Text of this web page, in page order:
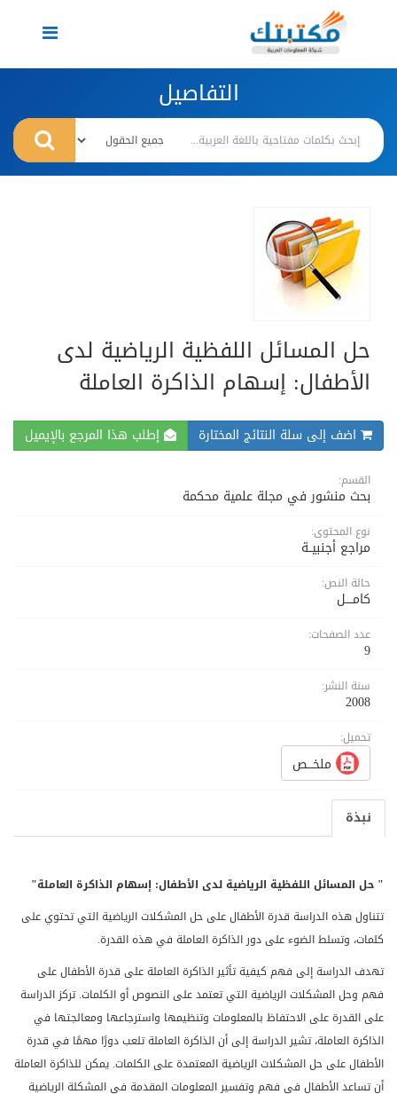
Toggle
navigation
التفاصيل
حل المسائل اللفظية الرياضية لدى
الأطفال: إسهام الذاكرة العاملة
اضف إلى سلة النتائج المختارة إطلب هذا المرجع بالإيميل
القسم:
بحث منشور في مجلة علمية محكمة
نوع المحتوى:
مراجع أجنبيــة
حالة النص:
كامــــل
عدد الصفحات:
9
سنة النشر:
2008
تحميل:
ملخـــص
نبذة
" حل المسائل اللفظية الرياضية لدى الأطفال: إسهام الذاكرة العاملة"
تتناول هذه الدراسة قدرة الأطفال على حل المشكلات الرياضية التي تحتوي على
كلمات، وتسلط الضوء على دور الذاكرة العاملة في هذه القدرة.
تهدف الدراسة إلى فهم كيفية تأثير الذاكرة العاملة على قدرة الأطفال على
فهم وحل المشكلات الرياضية التي تعتمد على النصوص أو الكلمات. تركز الدراسة
على القدرة على الاحتفاظ بالمعلومات وتنظيمها واسترجاعها ومعالجتها في
الذاكرة العاملة، تشير الدراسة إلى أن الذاكرة العاملة تلعب دورًا مهمًا في قدرة
الأطفال على حل المشكلات الرياضية المعتمدة على الكلمات. يمكن للذاكرة العاملة
أن تساعد الأطفال في فهم وتفسير المعلومات المقدمة في المشكلة الرياضية